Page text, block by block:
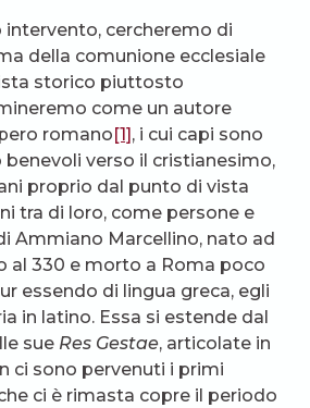
cercheremo di
della comunione ecclesiale
storico piuttosto
come un autore
romano[1], i cui capi sono
verso il cristianesimo,
proprio dal punto di vista
tra di loro, come persone e
Ammiano Marcellino, nato ad
al 330 e morto a Roma poco
essendo di lingua greca, egli
in latino. Essa si estende dal
sue Res Gestae, articolate in
ci sono pervenuti i primi
ci è rimasta copre il periodo